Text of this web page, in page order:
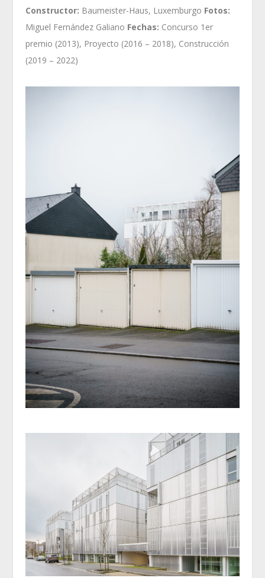
Constructor: Baumeister-Haus, Luxemburgo Fotos:
Miguel Fernández Galiano Fechas: Concurso 1er
premio (2013), Proyecto (2016 – 2018), Construcción
(2019 – 2022)